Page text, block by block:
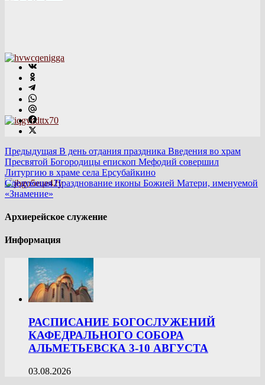
Предыдущая В день отдания праздника Введения во храм
Пресвятой Богородицы епископ Мефодий совершил
Литургию в храме села Ерсубайкино
СледующаяПразднование иконы Божией Матери, именуемой
«Знамение»
Архиерейское служение
Информация
РАСПИСАНИЕ БОГОСЛУЖЕНИЙ
КАФЕДРАЛЬНОГО СОБОРА
АЛЬМЕТЬЕВСКА 3-10 АВГУСТА
03.08.2026